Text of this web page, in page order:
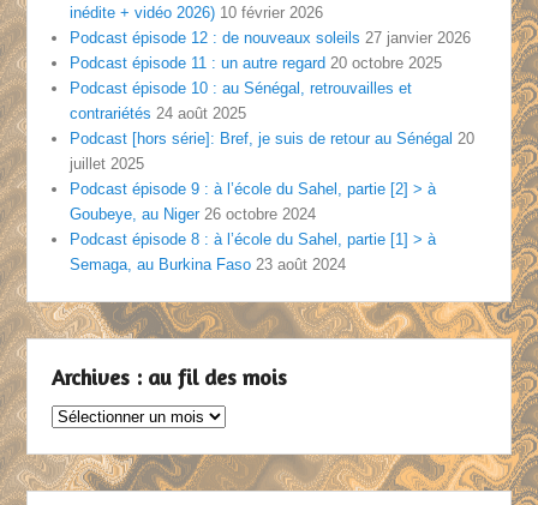
inédite + vidéo 2026) 10 février 2026
Podcast épisode 12 : de nouveaux soleils 27 janvier 2026
Podcast épisode 11 : un autre regard 20 octobre 2025
Podcast épisode 10 : au Sénégal, retrouvailles et
contrariétés 24 août 2025
Podcast [hors série]: Bref, je suis de retour au Sénégal 20
juillet 2025
Podcast épisode 9 : à l’école du Sahel, partie [2] > à
Goubeye, au Niger 26 octobre 2024
Podcast épisode 8 : à l’école du Sahel, partie [1] > à
Semaga, au Burkina Faso 23 août 2024
Archives : au fil des mois
Archives
au
fil